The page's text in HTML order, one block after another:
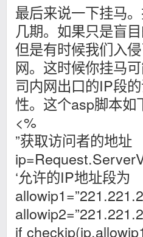
最后来说一下挂马
几期。如果只是盲
但是有时候我们入
网。这时候你挂马
司内网出口的IP段
性。这个asp脚本如
<%
”获取访问者的地址
‘允许的IP地址段为
if